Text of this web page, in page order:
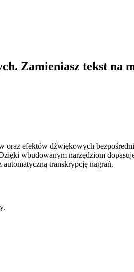
Zamieniasz tekst na
oraz efektów dźwiękowych
wbudowanym narzędziom
transkrypcję nagrań.